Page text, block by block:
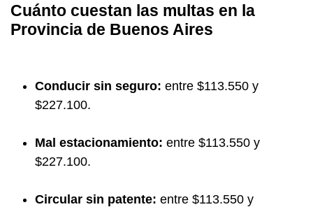
Cuánto cuestan las multas en la
Provincia de Buenos Aires
Conducir sin seguro: entre $113.550 y
$227.100.
Mal estacionamiento: entre $113.550 y
$227.100.
Circular sin patente: entre $113.550 y